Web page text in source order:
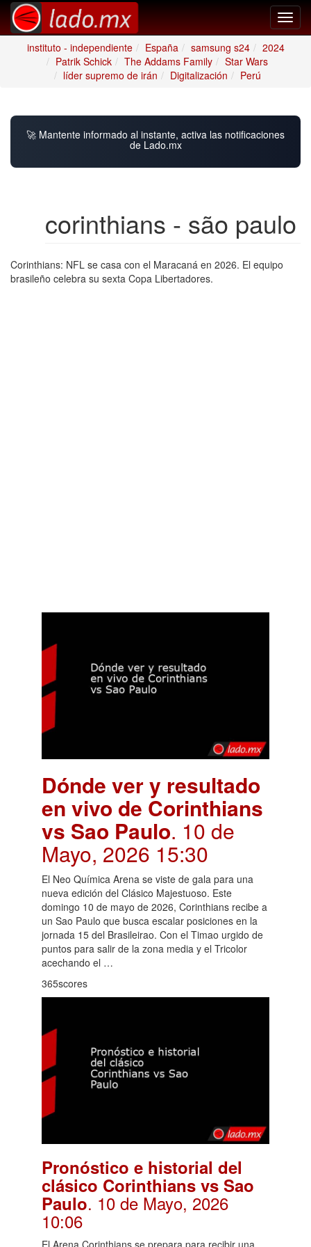
instituto - independiente
España samsung s24
2024
Patrik Schick
The Addams Family
Star Wars
líder supremo de irán
Digitalización Perú
🚀 Mantente informado al instante, activa las notificaciones
de Lado.mx
corinthians - são paulo
Corinthians: NFL se casa con el Maracaná en 2026. El equipo
brasileño celebra su sexta Copa Libertadores.
Dónde ver y resultado
en vivo de Corinthians
vs Sao Paulo. 10 de
Mayo, 2026 15:30
El Neo Química Arena se viste de gala para una
nueva edición del Clásico Majestuoso. Este
domingo 10 de mayo de 2026, Corinthians recibe a
un Sao Paulo que busca escalar posiciones en la
jornada 15 del Brasileirao. Con el Timao urgido de
puntos para salir de la zona media y el Tricolor
acechando el …
365scores
Pronóstico e historial del
clásico Corinthians vs Sao
Paulo. 10 de Mayo, 2026
10:06
El Arena Corinthians se prepara para recibir una